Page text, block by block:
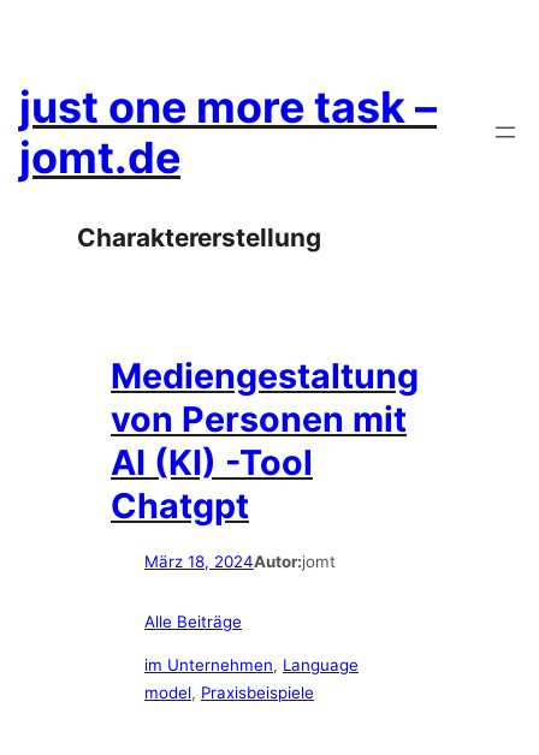
just one more task –
jomt.de
Charaktererstellung
Mediengestaltung
von Personen mit
AI (KI) -Tool
Chatgpt
März 18, 2024Autor:jomt
Alle Beiträge
im Unternehmen, Language
model, Praxisbeispiele